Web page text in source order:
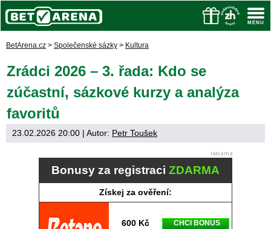
BetArena.cz > Společenské sázky > Kultura
Zrádci 2026 – 3. řada: Kdo se
zúčastní, sázkové kurzy a analýza
favoritů
23.02.2026 20:00 | Autor: Petr Toušek
Bonusy za registraci ZDARMA
Získej za ověření:
600 Kč
CHCI BONUS